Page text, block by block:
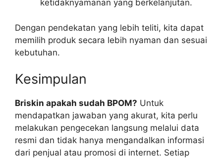
ketidaknyamanan yang berkelanjutan.
Dengan pendekatan yang lebih teliti, kita dapat
memilih produk secara lebih nyaman dan sesuai
kebutuhan.
Kesimpulan
Briskin apakah sudah BPOM? Untuk
mendapatkan jawaban yang akurat, kita perlu
melakukan pengecekan langsung melalui data
resmi dan tidak hanya mengandalkan informasi
dari penjual atau promosi di internet. Setiap